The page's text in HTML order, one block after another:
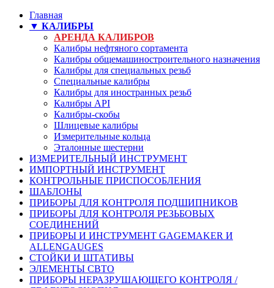
Главная
▼ КАЛИБРЫ
АРЕНДА КАЛИБРОВ
Калибры нефтяного сортамента
Калибры общемашиностроительного назначения
Калибры для специальных резьб
Специальные калибры
Калибры для иностранных резьб
Калибры API
Калибры-скобы
Шлицевые калибры
Измерительные кольца
Эталонные шестерни
ИЗМЕРИТЕЛЬНЫЙ ИНСТРУМЕНТ
ИМПОРТНЫЙ ИНСТРУМЕНТ
КОНТРОЛЬНЫЕ ПРИСПОСОБЛЕНИЯ
ШАБЛОНЫ
ПРИБОРЫ ДЛЯ КОНТРОЛЯ ПОДШИПНИКОВ
ПРИБОРЫ ДЛЯ КОНТРОЛЯ РЕЗЬБОВЫХ
СОЕДИНЕНИЙ
ПРИБОРЫ И ИНСТРУМЕНТ GAGEMAKER И
ALLENGAUGES
СТОЙКИ И ШТАТИВЫ
ЭЛЕМЕНТЫ СВТО
ПРИБОРЫ НЕРАЗРУШАЮЩЕГО КОНТРОЛЯ /